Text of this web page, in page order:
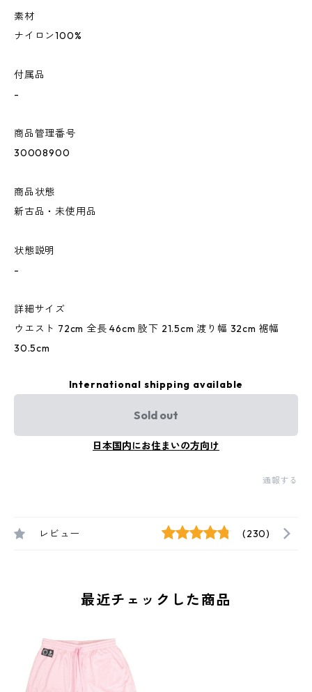
素材
ナイロン100%
付属品
-
商品管理番号
30008900
商品状態
新古品・未使用品
状態説明
-
詳細サイズ
ウエスト 72cm 全長 46cm 股下 21.5cm 渡り幅 32cm 裾幅
30.5cm
International shipping available
Sold out
日本国内にお住まいの方向け
通報する
レビュー (230)
最近チェックした商品